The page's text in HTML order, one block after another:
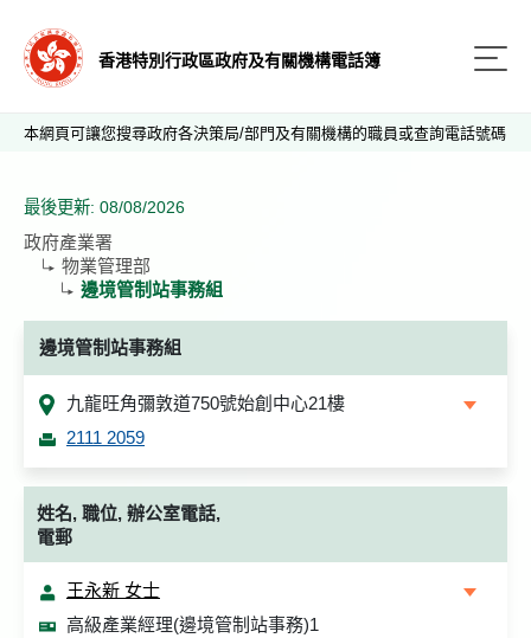
香港特別行政區政府及有關機構電話簿
本網頁可讓您搜尋政府各決策局/部門及有關機構的職員或查詢電話號碼
最後更新: 08/08/2026
政府產業署
物業管理部
邊境管制站事務組
邊境管制站事務組
九龍旺角彌敦道750號始創中心21樓
2111 2059
姓名, 職位, 辦公室電話,
電郵
王永新 女士
高級產業經理(邊境管制站事務)1